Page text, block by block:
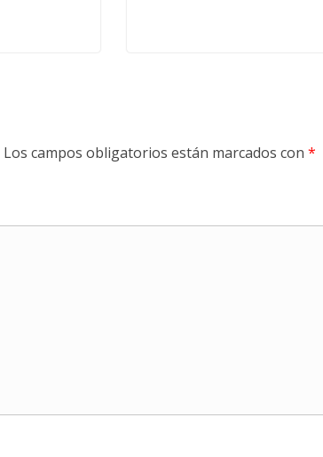
Los campos obligatorios están marcados con *